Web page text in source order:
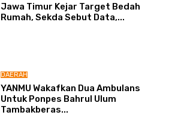
Jawa Timur Kejar Target Bedah
Rumah, Sekda Sebut Data,...
DAERAH
YANMU Wakafkan Dua Ambulans
Untuk Ponpes Bahrul Ulum
Tambakberas...